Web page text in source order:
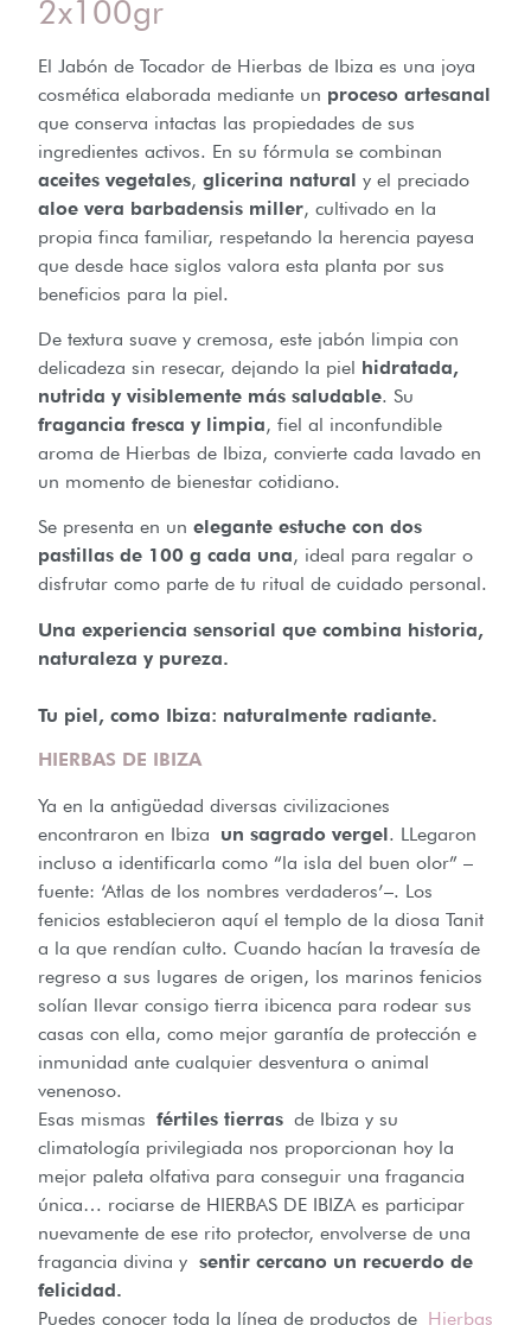
2x100gr
El Jabón de Tocador de Hierbas de Ibiza es una joya
cosmética elaborada mediante un proceso artesanal
que conserva intactas las propiedades de sus
ingredientes activos. En su fórmula se combinan
aceites vegetales, glicerina natural y el preciado
aloe vera barbadensis miller, cultivado en la
propia finca familiar, respetando la herencia payesa
que desde hace siglos valora esta planta por sus
beneficios para la piel.
De textura suave y cremosa, este jabón limpia con
delicadeza sin resecar, dejando la piel hidratada,
nutrida y visiblemente más saludable. Su
fragancia fresca y limpia, fiel al inconfundible
aroma de Hierbas de Ibiza, convierte cada lavado en
un momento de bienestar cotidiano.
Se presenta en un elegante estuche con dos
pastillas de 100 g cada una, ideal para regalar o
disfrutar como parte de tu ritual de cuidado personal.
Una experiencia sensorial que combina historia,
naturaleza y pureza.
Tu piel, como Ibiza: naturalmente radiante.
HIERBAS DE IBIZA
Ya en la antigüedad diversas civilizaciones
encontraron en Ibiza un sagrado vergel. LLegaron
incluso a identificarla como “la isla del buen olor” –
fuente: ‘Atlas de los nombres verdaderos’–. Los
fenicios establecieron aquí el templo de la diosa Tanit
a la que rendían culto. Cuando hacían la travesía de
regreso a sus lugares de origen, los marinos fenicios
solían llevar consigo tierra ibicenca para rodear sus
casas con ella, como mejor garantía de protección e
inmunidad ante cualquier desventura o animal
venenoso.
Esas mismas fértiles tierras de Ibiza y su
climatología privilegiada nos proporcionan hoy la
mejor paleta olfativa para conseguir una fragancia
única… rociarse de HIERBAS DE IBIZA es participar
nuevamente de ese rito protector, envolverse de una
fragancia divina y sentir cercano un recuerdo de
felicidad.
Puedes conocer toda la línea de productos de Hierbas